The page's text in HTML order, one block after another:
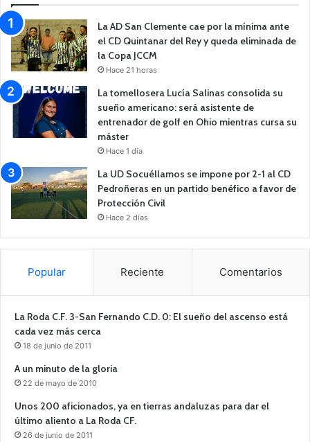
La AD San Clemente cae por la mínima ante
el CD Quintanar del Rey y queda eliminada de
la Copa JCCM
Hace 21 horas
La tomellosera Lucía Salinas consolida su
sueño americano: será asistente de
entrenador de golf en Ohio mientras cursa su
máster
Hace 1 día
La UD Socuéllamos se impone por 2-1 al CD
Pedroñeras en un partido benéfico a favor de
Protección Civil
Hace 2 días
Popular Reciente Comentarios
La Roda C.F. 3-San Fernando C.D. 0: El sueño del ascenso está
cada vez más cerca
18 de junio de 2011
A un minuto de la gloria
22 de mayo de 2010
Unos 200 aficionados, ya en tierras andaluzas para dar el
último aliento a La Roda CF.
26 de junio de 2011